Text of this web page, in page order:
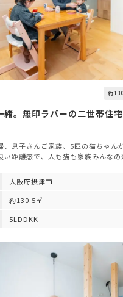
約
緒。無印ラバーの二世帯住
、息子さんご家族、5匹の猫ちゃん
い距離感で、人も猫も家族みんな
大阪府摂津市
約130.5㎡
5LDDKK